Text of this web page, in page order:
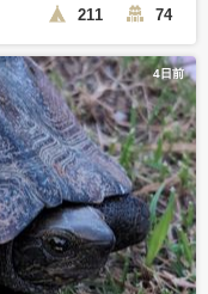
211 74
4日前